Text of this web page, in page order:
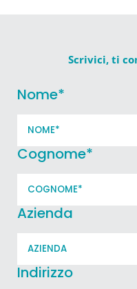
Scrivici, ti
Nome*
Cognome*
Azienda
Indirizzo